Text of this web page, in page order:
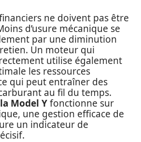
ne doivent pas être
d’usure mécanique se
par une diminution
Un moteur qui
utilise également
les ressources
qui peut entraîner des
au fil du temps.
Model Yfonctionne sur
une gestion efficace de
un indicateur de